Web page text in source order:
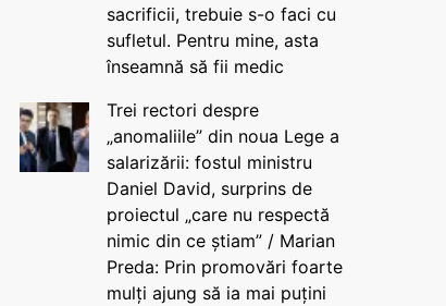
sacrificii, trebuie s-o faci cu
sufletul. Pentru mine, asta
înseamnă să fii medic
Trei rectori despre
„anomaliile” din noua Lege a
salarizării: fostul ministru
Daniel David, surprins de
proiectul „care nu respectă
nimic din ce știam” / Marian
Preda: Prin promovări foarte
mulți ajung să ia mai puțini